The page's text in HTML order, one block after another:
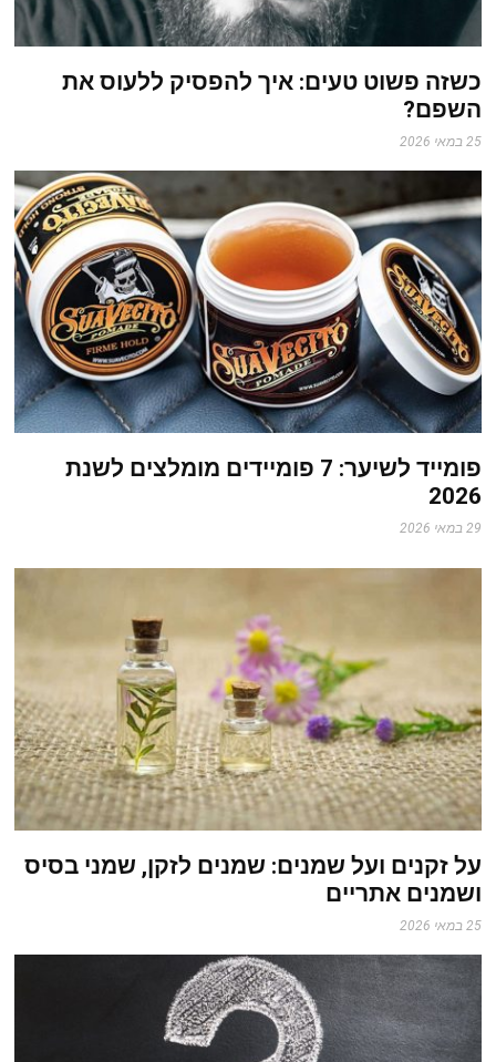
כשזה פשוט טעים: איך להפסיק ללעוס את
השפם?
25 במאי 2026
פומייד לשיער: 7 פומיידים מומלצים לשנת
2026
29 במאי 2026
על זקנים ועל שמנים: שמנים לזקן, שמני בסיס
ושמנים אתריים
25 במאי 2026